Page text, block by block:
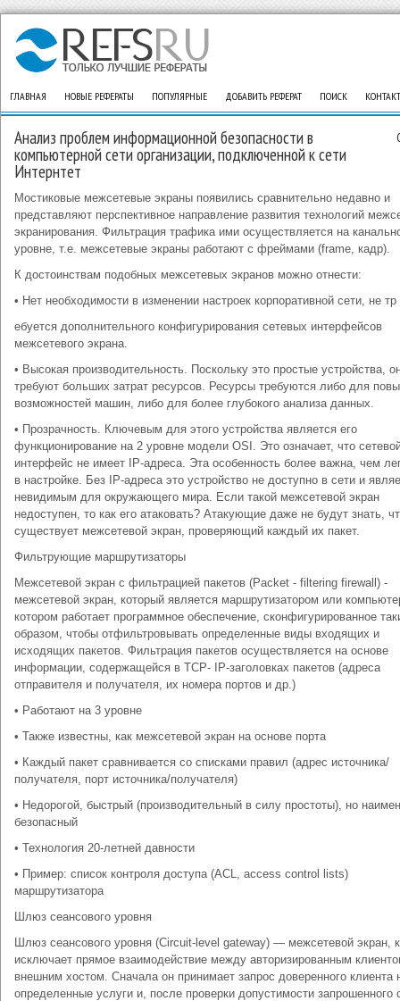
ГЛАВНАЯ НОВЫЕ РЕФЕРАТЫ ПОПУЛЯРНЫЕ ДОБАВИТЬ РЕФЕРАТ ПОИСК
Анализ проблем информационной безопасности в
компьютерной сети организации, подключенной к сети
Интернтет
Мостиковые межсетевые экраны появились сравнительно недавно и
представляют перспективное направление развития технологий
экранирования. Фильтрация трафика ими осуществляется на
уровне, т.е. межсетевые экраны работают с фреймами (frame, кадр).
К достоинствам подобных межсетевых экранов можно отнести:
• Нет необходимости в изменении настроек корпоративной сети, не тр
ебуется дополнительного конфигурирования сетевых интерфейсов
межсетевого экрана.
• Высокая производительность. Поскольку это простые устройства,
требуют больших затрат ресурсов. Ресурсы требуются либо для
возможностей машин, либо для более глубокого анализа данных.
• Прозрачность. Ключевым для этого устройства является его
функционирование на 2 уровне модели OSI. Это означает, что
интерфейс не имеет IP-адреса. Эта особенность более важна, чем
в настройке. Без IP-адреса это устройство не доступно в сети и
невидимым для окружающего мира. Если такой межсетевой экран
недоступен, то как его атаковать? Атакующие даже не будут знать,
существует межсетевой экран, проверяющий каждый их пакет.
Фильтрующие маршрутизаторы
Межсетевой экран с фильтрацией пакетов (Packet - filtering firewall) -
межсетевой экран, который является маршрутизатором или
котором работает программное обеспечение, сконфигурированное
образом, чтобы отфильтровывать определенные виды входящих и
исходящих пакетов. Фильтрация пакетов осуществляется на основе
информации, содержащейся в TCP- IP-заголовках пакетов (адреса
отправителя и получателя, их номера портов и др.)
• Работают на 3 уровне
• Также известны, как межсетевой экран на основе порта
• Каждый пакет сравнивается со списками правил (адрес источника/
получателя, порт источника/получателя)
• Недорогой, быстрый (производительный в силу простоты), но
безопасный
• Технология 20-летней давности
• Пример: список контроля доступа (ACL, access control lists)
маршрутизатора
Шлюз сеансового уровня
Шлюз сеансового уровня (Circuit-level gateway) — межсетевой экран,
исключает прямое взаимодействие между авторизированным
внешним хостом. Сначала он принимает запрос доверенного клиента
определенные услуги и, после проверки допустимости запрошенного